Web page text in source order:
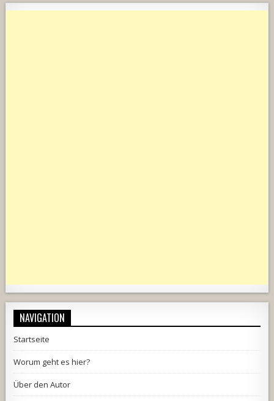
NAVIGATION
Startseite
Worum geht es hier?
Über den Autor